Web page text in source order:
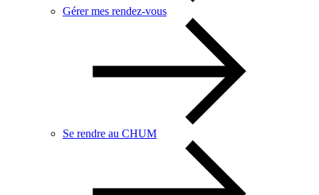
Gérer mes rendez-vous
Se rendre au CHUM